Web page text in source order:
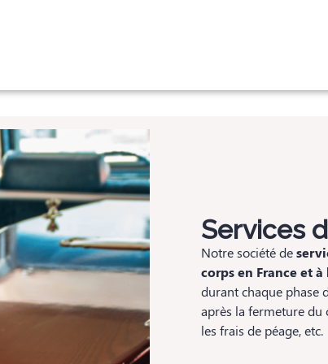
Services
Notre société de
corps en France et
durant chaque phase
après la fermeture du
les frais de péage, etc.